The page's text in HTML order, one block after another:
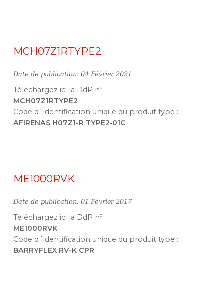
MCH07Z1RTYPE2
Date de publication: 04 Février 2021
Téléchargez ici la DdP nº :
MCH07Z1RTYPE2
Code d´identification unique du produit type :
AFIRENAS H07Z1-R TYPE2-01C
ME1000RVK
Date de publication: 01 Février 2017
Téléchargez ici la DdP nº :
ME1000RVK
Code d´identification unique du produit type :
BARRYFLEX RV-K CPR